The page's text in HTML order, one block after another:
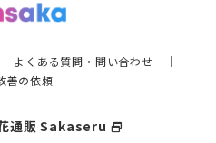
｜ よくある質問・問い合わせ ｜
善の依頼
通販 Sakaseru select_window